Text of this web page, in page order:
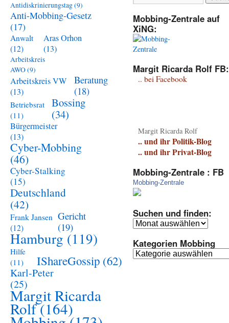
Antidiskrinierungstag(9)
Anti-Mobbing-Gesetz
(17)
Anwalt
(12)
Aras Orhon
(13)
Arbeitskreis
AWO(9)
Arbeitskreis VW
(13)
Beratung
(18)
Betriebsrat
(11)
Bossing
(34)
Bürgermeister
(13)
Cyber-Mobbing
(46)
Cyber-Stalking
(15)
Deutschland
(42)
Frank Jansen
(12)
Gericht
(19)
Hamburg (119)
Hilfe
(11)
IShareGossip (62)
Karl-Peter
(25)
Margit Ricarda
Rolf(164)
Mobbing-Zentrale auf
XiNG:
Margit Ricarda Rolf FB:
.. bei Facebook
Margit Ricarda Rolf
.. und ihr Politik-Blog
.. und ihr Privat-Blog
Mobbing-Zentrale : FB
Mobbing-Zentrale
Suchen und finden:
Suchen
finden:
Kategorien Mobbing
Kategorien